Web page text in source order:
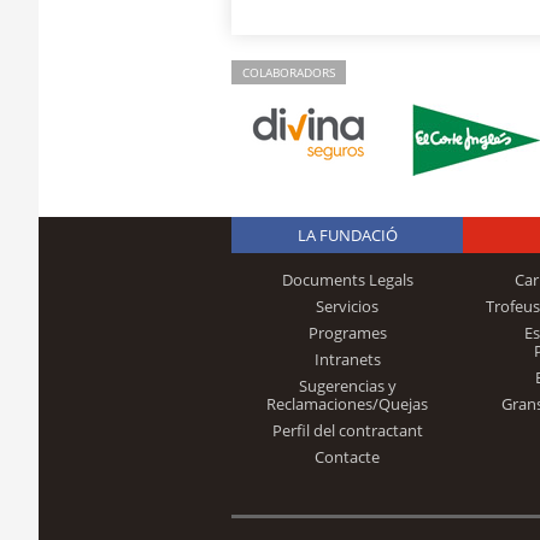
COLABORADORS
LA FUNDACIÓ
Documents Legals
Servicios
Programes
Intranets
Sugerencias y
Reclamaciones/Quejas
Perfil del contractant
Contacte